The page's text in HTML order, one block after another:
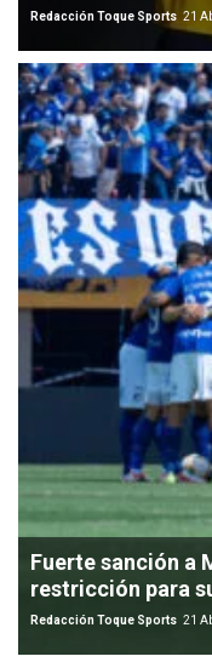
Redacción Toque Sports 21
Fuerte sanción a
restricción para
Redacción Toque Sports 21